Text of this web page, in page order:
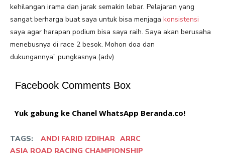
kehilangan irama dan jarak semakin lebar. Pelajaran yang
sangat berharga buat saya untuk bisa menjaga konsistensi
saya agar harapan podium bisa saya raih. Saya akan berusaha
menebusnya di race 2 besok. Mohon doa dan
dukungannya” pungkasnya.(adv)
Facebook Comments Box
Yuk gabung ke Chanel WhatsApp Beranda.co!
TAGS: ANDI FARID IZDIHAR ARRC
ASIA ROAD RACING CHAMPIONSHIP